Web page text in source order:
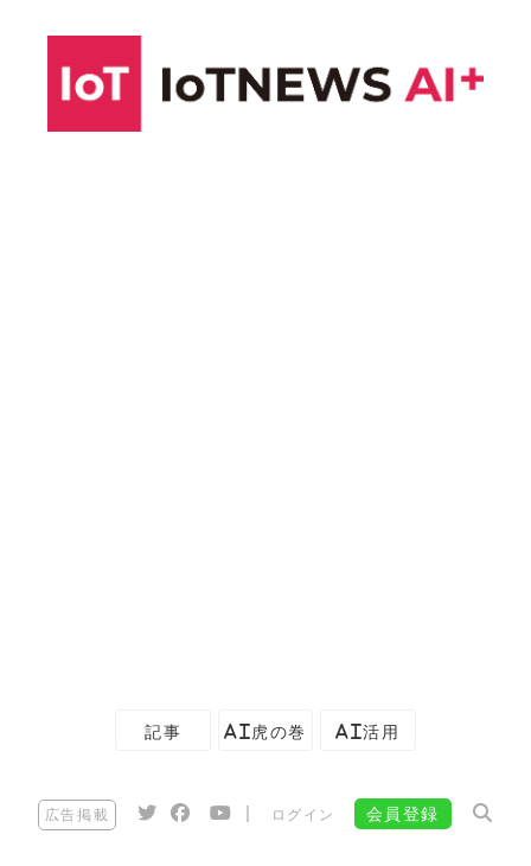
記事 AI虎の巻 AI活用
広告掲載 ログイン 会員登録